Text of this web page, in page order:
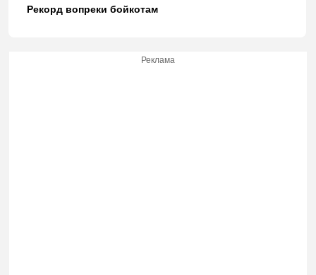
Рекорд вопреки бойкотам
Реклама